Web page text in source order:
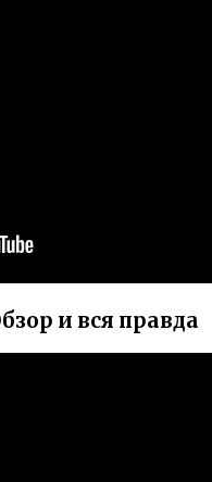
и вся правда